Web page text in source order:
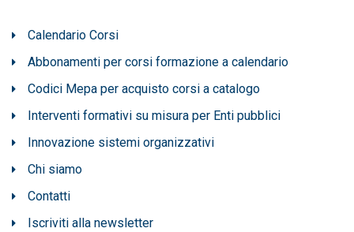
Calendario Corsi
Abbonamenti per corsi formazione a calendario
Codici Mepa per acquisto corsi a catalogo
Interventi formativi su misura per Enti pubblici
Innovazione sistemi organizzativi
Chi siamo
Contatti
Iscriviti alla newsletter